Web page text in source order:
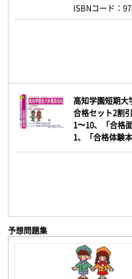
ISBNコード：
高知学園短期大
合格セット2割
1〜10、「合格
1、「合格体験
予想問題集